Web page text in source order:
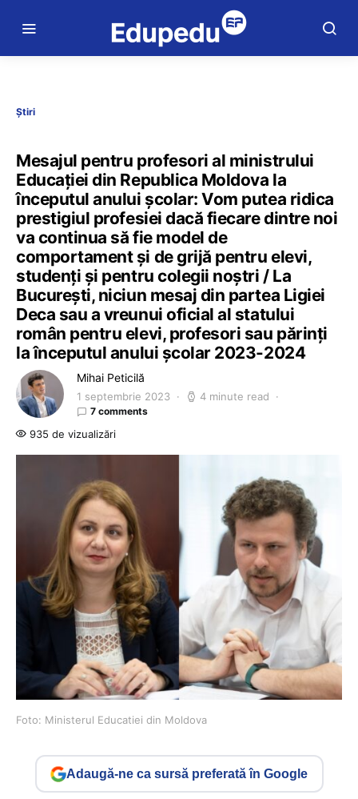
Știri
Mesajul pentru profesori al ministrului
Educației din Republica Moldova la
începutul anului școlar: Vom putea ridica
prestigiul profesiei dacă fiecare dintre noi
va continua să fie model de
comportament și de grijă pentru elevi,
studenți și pentru colegii noștri / La
București, niciun mesaj din partea Ligiei
Deca sau a vreunui oficial al statului
român pentru elevi, profesori sau părinți
la începutul anului școlar 2023-2024
Mihai Peticilă
1 septembrie 2023 4 minute read
7 comments
935 de vizualizări
Foto: Ministerul Educatiei din Moldova
Adaugă-ne ca sursă preferată în Google